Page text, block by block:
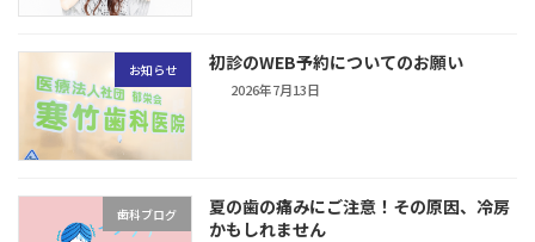
お知らせ 初診のWEB予約についてのお願い
2026年7月13日
歯科ブログ
夏の歯の痛みにご注意！その原因、冷房
かもしれません